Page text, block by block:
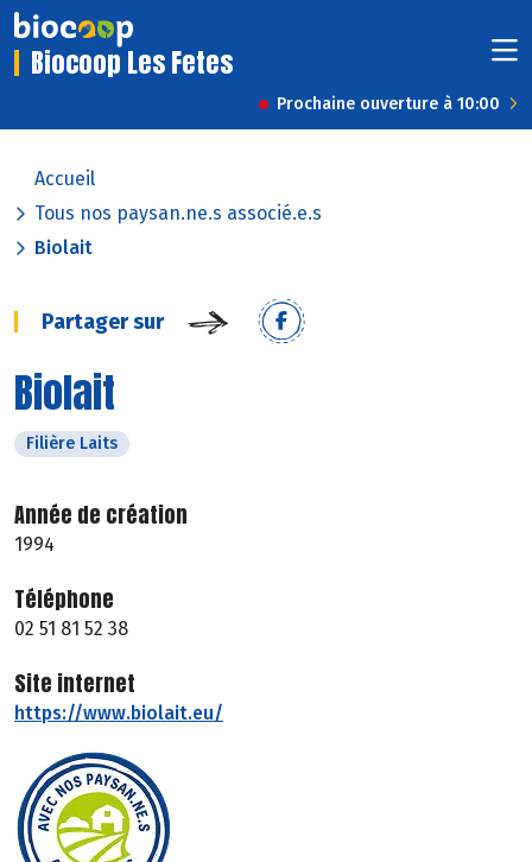
Biocoop Les Fetes
Prochaine ouverture à 10:00
Accueil
Tous nos paysan.ne.s associé.e.s
Biolait
Partager sur
Biolait
Filière Laits
Année de création
1994
Téléphone
02 51 81 52 38
Site internet
https://www.biolait.eu/